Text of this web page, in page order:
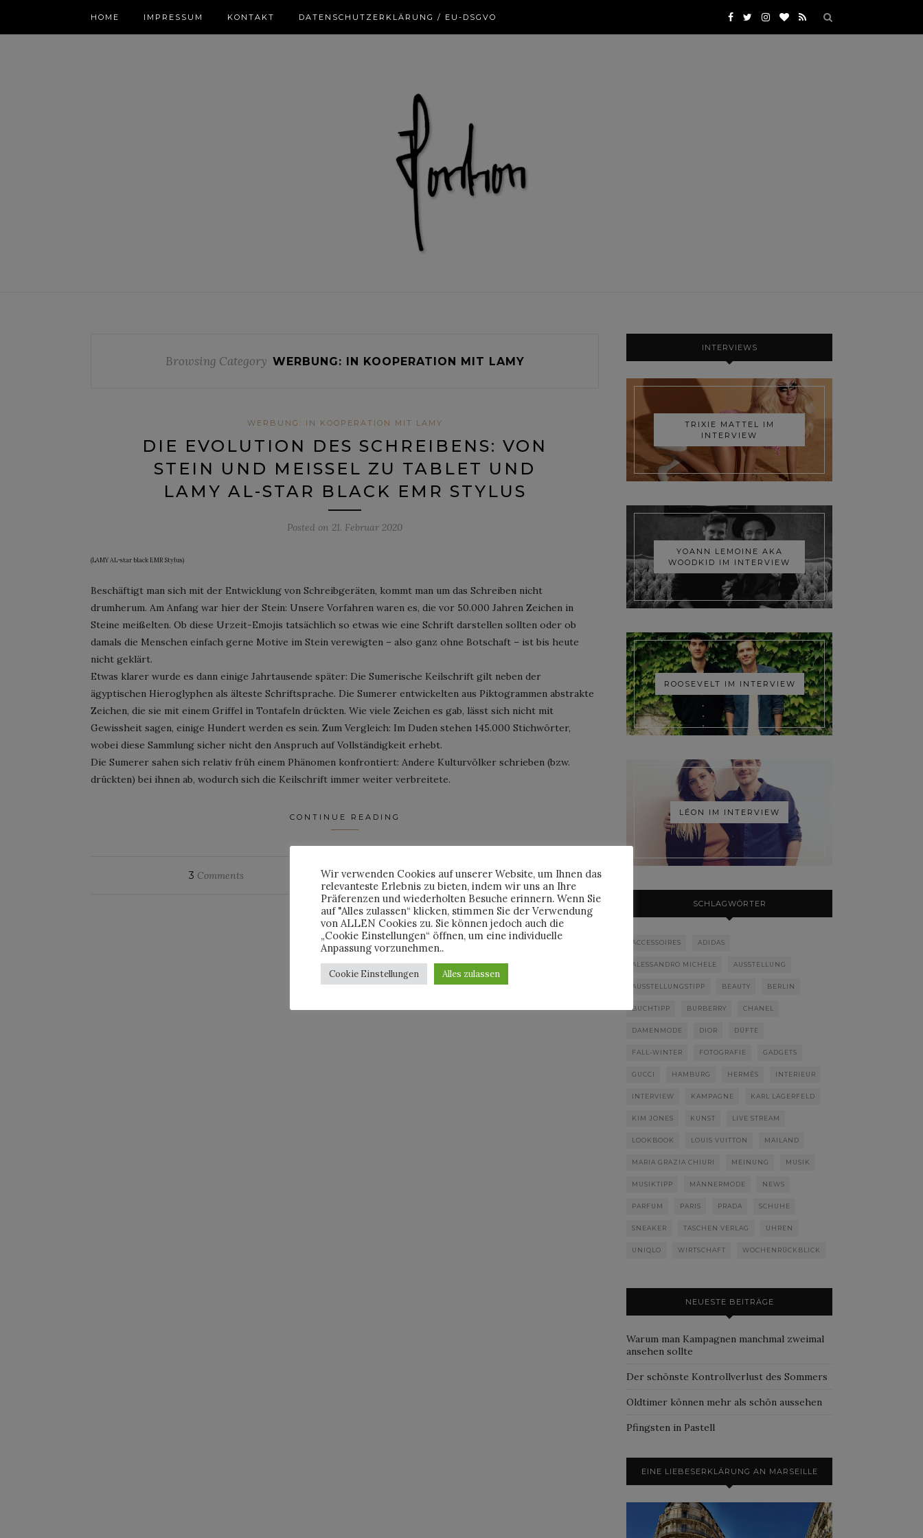
HOME IMPRESSUM KONTAKT DATENSCHUTZERKLÄRUNG / EU-DSGVO
Browsing Category WERBUNG: IN KOOPERATION MIT LAMY
WERBUNG: IN KOOPERATION MIT LAMY
DIE EVOLUTION DES SCHREIBENS: VON
STEIN UND MEISSEL ZU TABLET UND L
AMY AL-STAR BLACK EMR STYLUS
Posted on 21. Februar 2020
(LAMY AL-star black EMR Stylus)
Beschäftigt man sich mit der Entwicklung von Schreibgeräten, kommt man um das Schreiben nicht
drumherum. Am Anfang war hier der Stein: Unsere Vorfahren waren es, die vor 50.000 Jahren Zeichen in
Steine meißelten. Ob diese Urzeit-Emojis tatsächlich so etwas wie eine Schrift darstellen sollten oder ob
damals die Menschen einfach gerne Motive im Stein verewigten – also ganz ohne Botschaft – ist bis heute
nicht geklärt.
Etwas klarer wurde es dann einige Jahrtausende später: Die Sumerische Keilschrift gilt neben der
ägyptischen Hieroglyphen als älteste Schriftsprache. Die Sumerer entwickelten aus Piktogrammen abstrakte
Zeichen, die sie mit einem Griffel in Tontafeln drückten. Wie viele Zeichen es gab, lässt sich nicht mit
Gewissheit sagen, einige Hundert werden es sein. Zum Vergleich: Im Duden stehen 145.000 Stichwörter,
wobei diese Sammlung sicher nicht den Anspruch auf Vollständigkeit erhebt.
Die Sumerer sahen sich relativ früh einem Phänomen konfrontiert: Andere Kulturvölker schrieben (bzw.
drückten) bei ihnen ab, wodurch sich die Keilschrift immer weiter verbreitete.
CONTINUE READING
3 Comments By HORST
INTERVIEWS
TRIXIE MATTEL IM
INTERVIEW
YOANN LEMOINE AKA
WOODKID IM INTERVIEW
ROOSEVELT IM INTERVIEW
LÉON IM INTERVIEW
SCHLAGWÖRTER
ACCESSOIRES ADIDAS
ALESSANDRO MICHELE AUSSTELLUNG
AUSSTELLUNGSTIPP BEAUTY BERLIN
BUCHTIPP BURBERRY CHANEL
DAMENMODE DIOR DÜFTE
FALL-WINTER FOTOGRAFIE GADGETS
GUCCI HAMBURG HERMÈS INTERIEUR
INTERVIEW KAMPAGNE KARL LAGERFELD
KIM JONES KUNST LIVE STREAM
LOOKBOOK LOUIS VUITTON MAILAND
MARIA GRAZIA CHIURI MEINUNG MUSIK
MUSIKTIPP MÄNNERMODE NEWS
PARFUM PARIS PRADA SCHUHE
SNEAKER TASCHEN VERLAG UHREN
UNIQLO WIRTSCHAFT WOCHENRÜCKBLICK
NEUESTE BEITRÄGE
Warum man Kampagnen manchmal zweimal
ansehen sollte
Der schönste Kontrollverlust des Sommers
Oldtimer können mehr als schön aussehen
Pfingsten in Pastell
EINE LIEBESERKLÄRUNG AN MARSEILLE
Wir verwenden Cookies auf unserer Website, um Ihnen das
relevanteste Erlebnis zu bieten, indem wir uns an Ihre
Präferenzen und wiederholten Besuche erinnern. Wenn Sie
auf "Alles zulassen“ klicken, stimmen Sie der Verwendung
von ALLEN Cookies zu. Sie können jedoch auch die
„Cookie Einstellungen“ öffnen, um eine individuelle
Anpassung vorzunehmen..
Cookie Einstellungen Alles zulassen